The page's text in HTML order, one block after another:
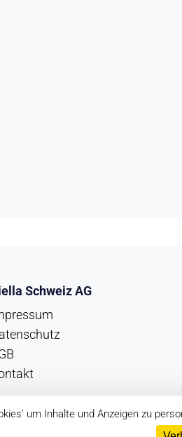
Schweiz AG
um Inhalte und Anzeigen zu